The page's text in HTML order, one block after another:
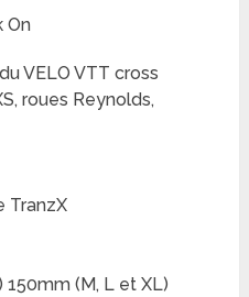
On
VELO VTT cross
roues Reynolds,
TranzX
(M, L et XL)